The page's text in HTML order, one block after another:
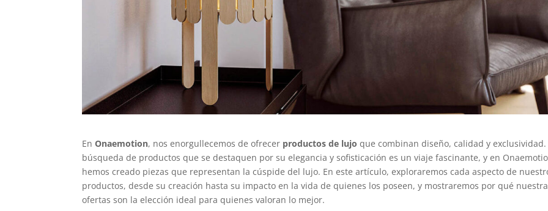
EnOnaemotion, nos enorgullecemos de ofrecer productos de lujo que combinan diseño, calidad y exclusividad.
búsqueda de productos que se destaquen por su elegancia y sofisticación es un viaje fascinante, y en
hemos creado piezas que representan la cúspide del lujo. En este artículo, exploraremos cada aspecto de
productos, desde su creación hasta su impacto en la vida de quienes los poseen, y mostraremos por qué
ofertas son la elección ideal para quienes valoran lo mejor.